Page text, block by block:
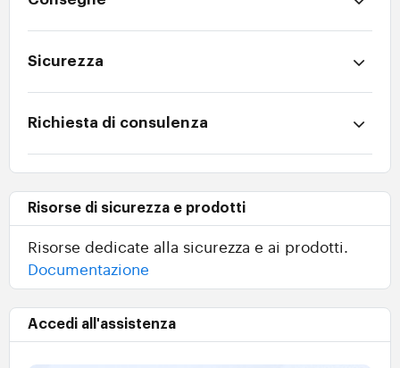
Sicurezza
Richiesta di consulenza
Risorse di sicurezza e prodotti
Risorse dedicate alla sicurezza e ai prodotti.
Documentazione
Accedi all'assistenza